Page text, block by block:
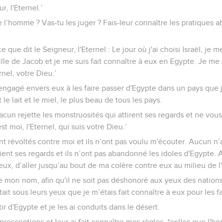
l'Eternel.’
l’homme ? Vas-tu les juger ? Fais-leur connaître les pratiques
que dit le Seigneur, l'Eternel : Le jour où j'ai choisi Israël, je
de Jacob et je me suis fait connaître à eux en Egypte. Je
votre Dieu.’
envers eux à les faire passer d'Egypte dans un pays
lait et le miel, le plus beau de tous les pays.
rejette les monstruosités qui attirent ses regards et ne
moi, l'Eternel, qui suis votre Dieu.’
révoltés contre moi et ils n’ont pas voulu m'écouter. Aucun
ses regards et ils n’ont pas abandonné les idoles d'Egypte.
d’aller jusqu’au bout de ma colère contre eux au milieu de
mon nom, afin qu'il ne soit pas déshonoré aux yeux des
sous leurs yeux que je m’étais fait connaître à eux pour les
d'Egypte et je les ai conduits dans le désert.